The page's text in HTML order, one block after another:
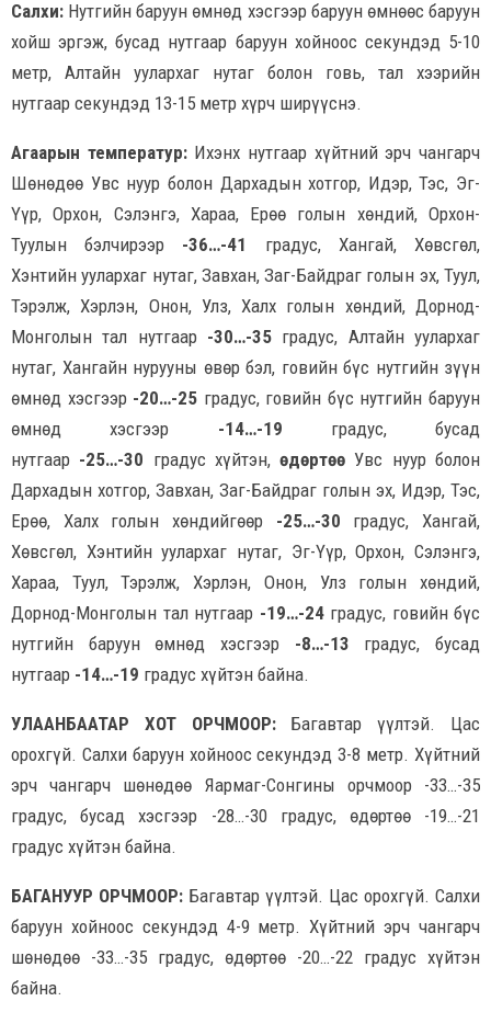
Салхи: Нутгийн баруун өмнөд хэсгээр баруун өмнөөс баруун
хойш эргэж, бусад нутгаар баруун хойноос секундэд 5-10
метр, Алтайн уулархаг нутаг болон говь, тал хээрийн
нутгаар секундэд 13-15 метр хүрч ширүүснэ.
Агаарын температур:Ихэнх нутгаар хүйтний эрч чангарч
Шөнөдөө Увс нуур болон Дархадын хотгор, Идэр, Тэс, Эг-
Үүр, Орхон, Сэлэнгэ, Хараа, Ерөө голын хөндий, Орхон-
Туулын бэлчирээр -36…-41
градус, Хангай, Хөвсгөл,
Хэнтийн уулархаг нутаг, Завхан, Заг-Байдраг голын эх, Туул,
Тэрэлж, Хэрлэн, Онон, Улз, Халх голын хөндий, Дорнод-
Монголын тал нутгаар -30…-35 градус, Алтайн уулархаг
нутаг, Хангайн нурууны өвөр бэл, говийн бүс нутгийн зүүн
өмнөд хэсгээр -20…-25 градус, говийн бүс нутгийн баруун
өмнөд хэсгээр -14…-19 градус, бусад
нутгаар -25…-30 градус хүйтэн,өдөртөө Увс нуур болон
Дархадын хотгор, Завхан, Заг-Байдраг голын эх, Идэр, Тэс,
Ерөө, Халх голын хөндийгөөр -25…-30 градус, Хангай,
Хөвсгөл, Хэнтийн уулархаг нутаг, Эг-Үүр, Орхон, Сэлэнгэ,
Хараа, Туул, Тэрэлж, Хэрлэн, Онон, Улз голын хөндий,
Дорнод-Монголын тал нутгаар -19…-24градус, говийн бүс
нутгийн баруун өмнөд хэсгээр -8…-13 градус, бусад
нутгаар -14…-19 градус хүйтэн байна.
УЛААНБААТАР ХОТ ОРЧМООР:Багавтар үүлтэй. Цас
орохгүй. Салхи баруун хойноос секундэд 3-8 метр. Хүйтний
эрч чангарч шөнөдөө Яармаг-Сонгины орчмоор -33…-35
градус, бусад хэсгээр -28…-30 градус, өдөртөө -19…-21
градус хүйтэн байна.
БАГАНУУР ОРЧМООР: Багавтар үүлтэй. Цас орохгүй. Салхи
баруун хойноос секундэд 4-9 метр. Хүйтний эрч чангарч
шөнөдөө -33…-35 градус, өдөртөө -20…-22 градус хүйтэн
байна.